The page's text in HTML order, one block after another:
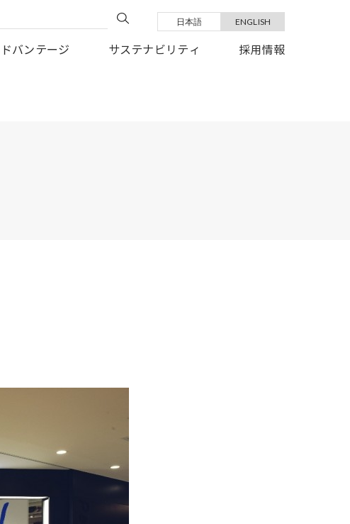
い復旧を、心よりお祈り申しあげます。
日本語 ENGLISH
バンテージ サステナビリティ 採用情報